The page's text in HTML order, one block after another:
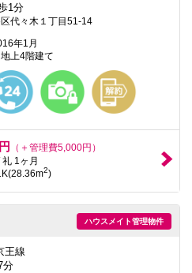
1分
代々木１丁目51-14
年1月
上4階建て
（＋管理費5,000円）
1ヶ月
2)
ハウスメイト管理物件
王線
分